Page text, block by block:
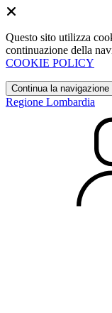
Questo sito utilizza
continuazione della
COOKIE POLICY
Continua la navigazione
Regione Lombardia